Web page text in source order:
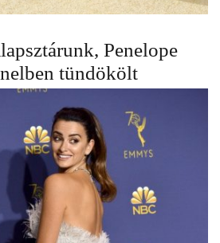
Penelope
tündökölt